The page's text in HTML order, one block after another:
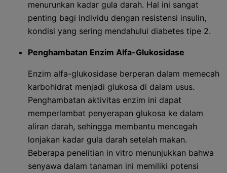
menurunkan kadar gula darah. Hal ini sangat
penting bagi individu dengan resistensi insulin,
kondisi yang sering mendahului diabetes tipe 2.
Penghambatan Enzim Alfa-Glukosidase
Enzim alfa-glukosidase berperan dalam memecah
karbohidrat menjadi glukosa di dalam usus.
Penghambatan aktivitas enzim ini dapat
memperlambat penyerapan glukosa ke dalam
aliran darah, sehingga membantu mencegah
lonjakan kadar gula darah setelah makan.
Beberapa penelitian in vitro menunjukkan bahwa
senyawa dalam tanaman ini memiliki potensi